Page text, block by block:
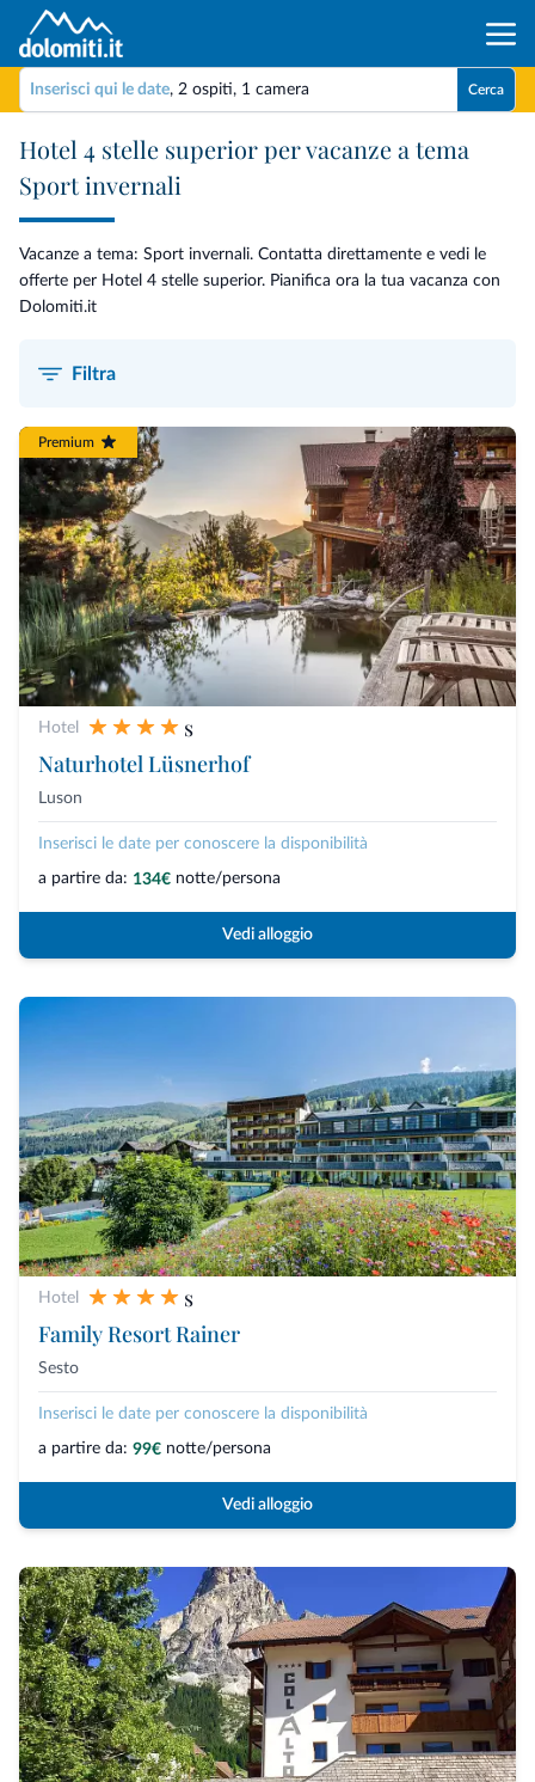
Inserisci qui le date, 2 ospiti, 1 camera Cerca
Hotel 4 stelle superior per vacanze a tema
Sport invernali
Vacanze a tema: Sport invernali. Contatta direttamente e vedi le
offerte per Hotel 4 stelle superior. Pianifica ora la tua vacanza con
Dolomiti.it
Filtra
Premium
Hotel
s
Naturhotel Lüsnerhof
Luson
Inserisci le date per conoscere la disponibilità
a partire da: 134€ notte/persona
Vedi alloggio
Hotel
s
Family Resort Rainer
Sesto
Inserisci le date per conoscere la disponibilità
a partire da: 99€ notte/persona
Vedi alloggio